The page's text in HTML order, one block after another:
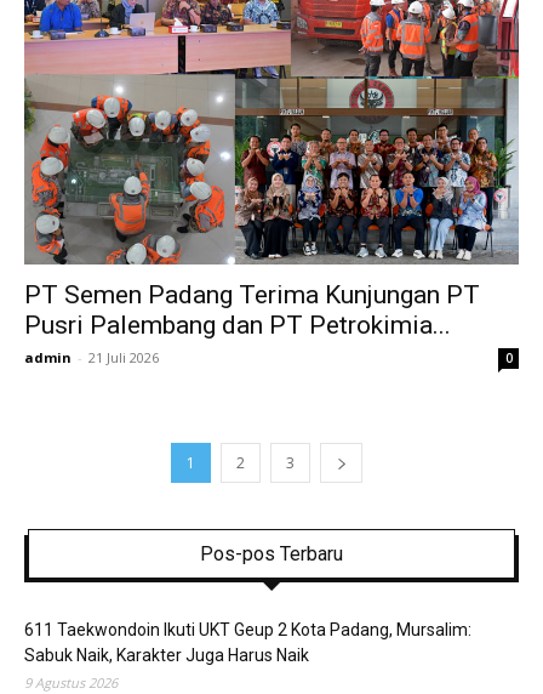
PT Semen Padang Terima Kunjungan PT
Pusri Palembang dan PT Petrokimia...
admin - 21 Juli 2026 0
1 2 3
Pos-pos Terbaru
611 Taekwondoin Ikuti UKT Geup 2 Kota Padang, Mursalim:
Sabuk Naik, Karakter Juga Harus Naik
9 Agustus 2026